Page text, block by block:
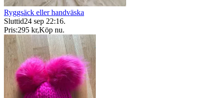
Ryggsäck eller handväska
Sluttid24 sep 22:16.
Pris:295 kr,Köp nu.